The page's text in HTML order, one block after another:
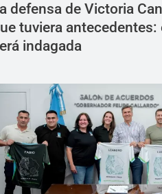
defensa de Victoria
tuviera antecedentes:
indagada